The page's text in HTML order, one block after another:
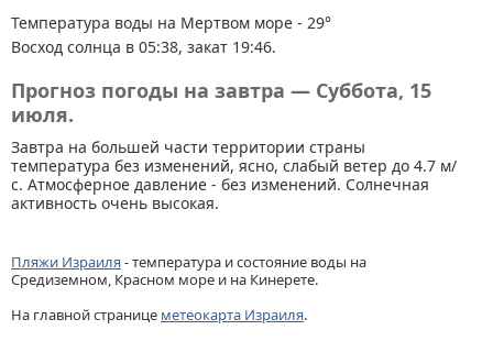
Температура воды на Мертвом море - 29°
Восход солнца в 05:38, закат 19:46.
Прогноз погоды на завтра — Суббота, 15
июля.
Завтра на большей части территории страны
температура без изменений, ясно, слабый ветер до 4.7 м/
с. Атмосферное давление - без изменений. Солнечная
активность очень высокая.
Пляжи Израиля- температура и состояние воды на
Средиземном, Красном море и на Кинерете.
На главной странице метеокарта Израиля.